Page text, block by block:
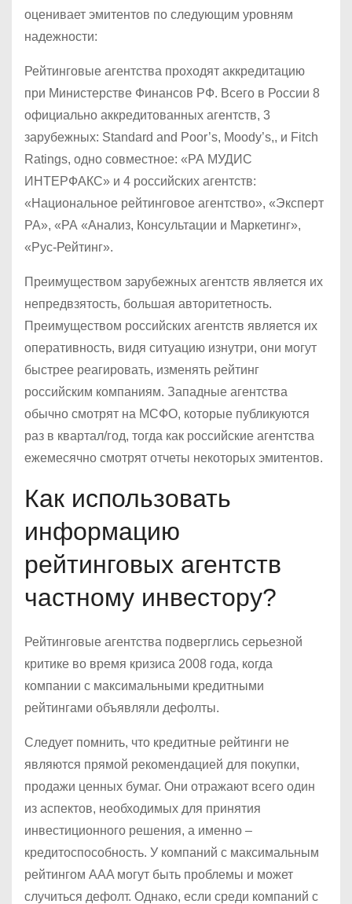
оценивает эмитентов по следующим уровням
надежности:
Рейтинговые агентства проходят аккредитацию
при Министерстве Финансов РФ. Всего в России 8
официально аккредитованных агентств, 3
зарубежных: Standard and Poor’s, Moody’s,, и Fitch
Ratings, одно совместное: «РА МУДИС
ИНТЕРФАКС» и 4 российских агентств:
«Национальное рейтинговое агентство», «Эксперт
РА», «РА «Анализ, Консультации и Маркетинг»,
«Рус-Рейтинг».
Преимуществом зарубежных агентств является их
непредвзятость, большая авторитетность.
Преимуществом российских агентств является их
оперативность, видя ситуацию изнутри, они могут
быстрее реагировать, изменять рейтинг
российским компаниям. Западные агентства
обычно смотрят на МСФО, которые публикуются
раз в квартал/год, тогда как российские агентства
ежемесячно смотрят отчеты некоторых эмитентов.
Как использовать
информацию
рейтинговых агентств
частному инвестору?
Рейтинговые агентства подверглись серьезной
критике во время кризиса 2008 года, когда
компании с максимальными кредитными
рейтингами объявляли дефолты.
Следует помнить, что кредитные рейтинги не
являются прямой рекомендацией для покупки,
продажи ценных бумаг. Они отражают всего один
из аспектов, необходимых для принятия
инвестиционного решения, а именно –
кредитоспособность. У компаний с максимальным
рейтингом ААA могут быть проблемы и может
случиться дефолт. Однако, если среди компаний с